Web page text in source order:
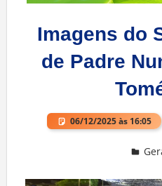
Imagens do
de Padre
06/12/2025 às 16:05